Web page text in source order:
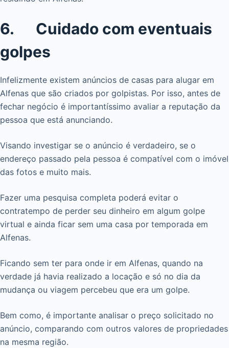
6. Cuidado com eventuais
golpes
Infelizmente existem anúncios de casas para alugar em
Alfenas que são criados por golpistas. Por isso, antes de
fechar negócio é importantíssimo avaliar a reputação da
pessoa que está anunciando.
Visando investigar se o anúncio é verdadeiro, se o
endereço passado pela pessoa é compatível com o imóvel
das fotos e muito mais.
Fazer uma pesquisa completa poderá evitar o
contratempo de perder seu dinheiro em algum golpe
virtual e ainda ficar sem uma casa por temporada em
Alfenas.
Ficando sem ter para onde ir em Alfenas, quando na
verdade já havia realizado a locação e só no dia da
mudança ou viagem percebeu que era um golpe.
Bem como, é importante analisar o preço solicitado no
anúncio, comparando com outros valores de propriedades
na mesma região.